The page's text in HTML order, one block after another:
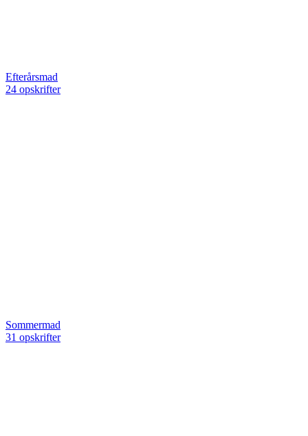
Efterårsmad
24 opskrifter
Sommermad
31 opskrifter